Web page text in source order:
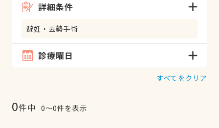
詳細条件
避妊・去勢手術
診療曜日
すべてをクリア
0件中 0〜0件を表示